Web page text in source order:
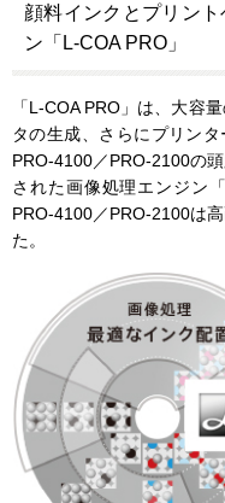
顔料インクとプリン
ン「L-COA PRO」
「L-COA PRO」は、大容
タの生成、さらにプリン
PRO-4100／PRO-2100の
された画像処理エンジン
PRO-4100／PRO-2100は
た。